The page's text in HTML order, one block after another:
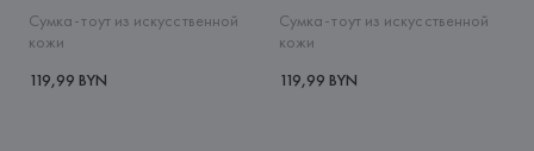
Сумка-тоут из искусственной
кожи
119,99 BYN
Сумка-тоут из искусственной
кожи
119,99 BYN